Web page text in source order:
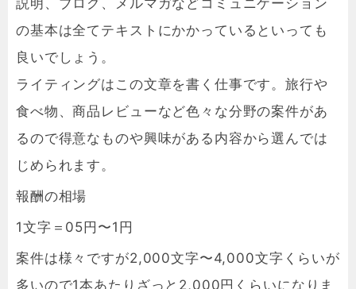
の基本は全てテキストにかかっているといっても
良いでしょう。
ライティングはこの文章を書く仕事です。旅行や
食べ物、商品レビューなど色々な分野の案件があ
るので得意なものや興味がある内容から選んでは
じめられます。
報酬の相場
1文字＝05円〜1円
案件は様々ですが2,000文字〜4,000文字くらいが
多いので1本あたりざっと2,000円くらいになりま